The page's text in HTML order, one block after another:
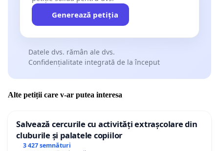
Generează petiția
Datele dvs. rămân ale dvs.
Confidențialitate integrată de la început
Alte petiții care v-ar putea interesa
Salvează cercurile cu activități extrașcolare din
cluburile și palatele copiilor
3 427 semnături